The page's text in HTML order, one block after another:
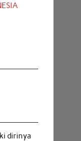
dirinya